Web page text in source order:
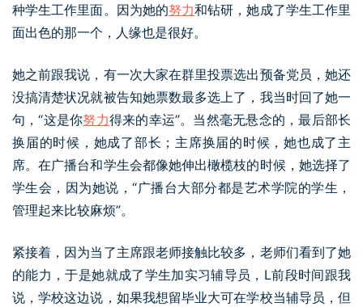
种学生工作里面。因为她的努力和钻研，她成了学生工作里
面出色的那一个，人缘也是很好。
她之前跟我说，有一次大家在群里投票选出预备党员，她还
没搞清楚状况就被告知她票数最多选上了，我当时回了她一
句，“这是你努力得来的幸运”。当然毫无悬念的，最后部长
换届的时候，她成了部长；主席换届的时候，她也成了主
席。在广播台和学生会都像她伸出橄榄枝的时候，她选择了
学生会，因为她说，“广播台大部分都是艺术学院的学生，
管理起来比较麻烦”。
紧接着，因为当了主席跟老师接触比较多，老师们看到了她
的能力，于是她就成了学生加实习辅导员，L前段时间跟我
说，学校这边说，如果我想留毕业大可在学校当辅导员，但